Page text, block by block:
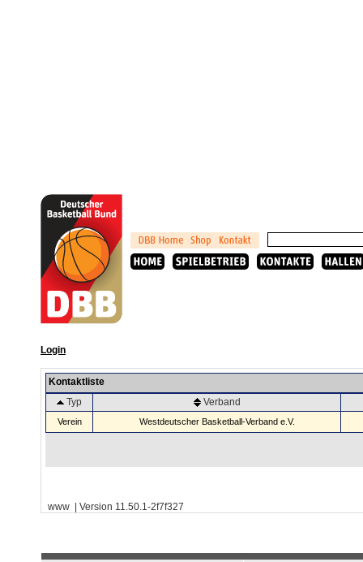
Login
Kontaktliste
Typ
Verband
Verein Westdeutscher Basketball-Verband e.V.
www | Version 11.50.1-2f7f327